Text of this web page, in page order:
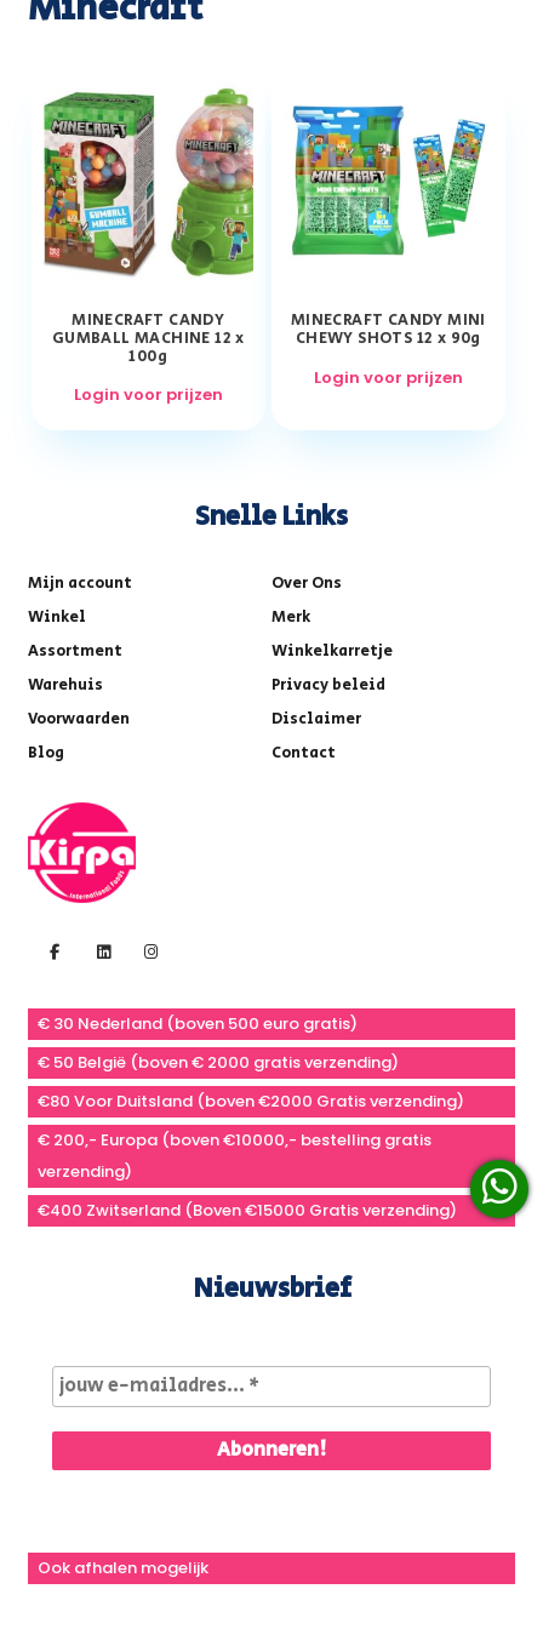
MINECRAFT CANDY
GUMBALL MACHINE 12 x
100g
Login voor prijzen
MINECRAFT CANDY MINI
CHEWY SHOTS 12 x 90g
Login voor prijzen
Snelle Links
Mijn account
Over Ons
Winkel
Merk
Assortment
Winkelkarretje
Warehuis
Privacy beleid
Voorwaarden
Disclaimer
Blog
Contact
€ 30 Nederland (boven 500 euro gratis)
€ 50 België (boven € 2000 gratis verzending)
€80 Voor Duitsland (boven €2000 Gratis verzending)
€ 200,- Europa (boven €10000,- bestelling gratis
verzending)
€400 Zwitserland (Boven €15000 Gratis verzending)
Nieuwsbrief
Ook afhalen mogelijk